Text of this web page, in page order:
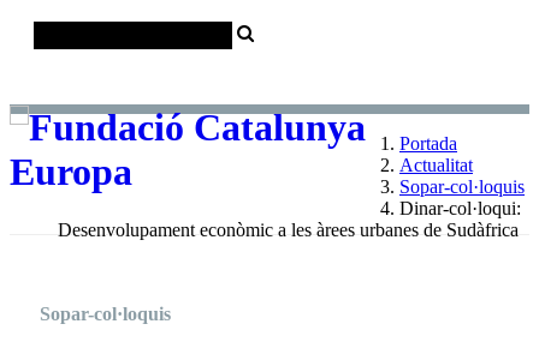
Portada
Actualitat
Sopar-col·loquis
Dinar-col·loqui:
Desenvolupament econòmic a les àrees urbanes de Sudàfrica
Sopar-col·loquis